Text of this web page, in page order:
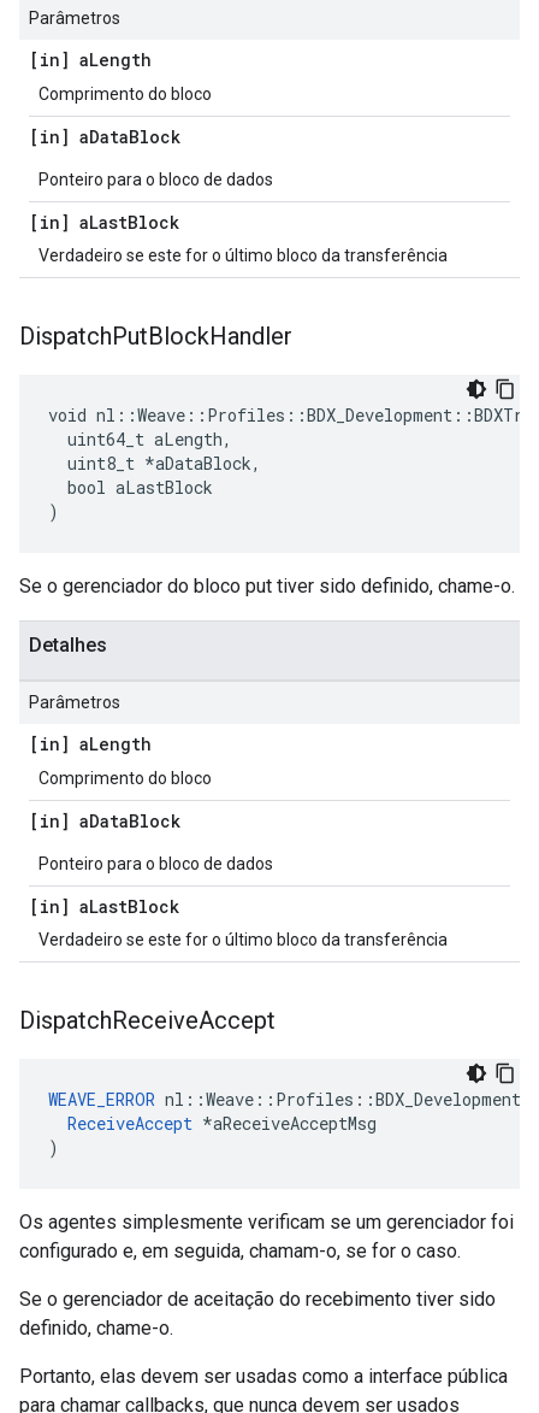
Parâmetros
[in] aLength
Comprimento do bloco
[in] aDataBlock
Ponteiro para o bloco de dados
[in] aLastBlock
Verdadeiro se este for o último bloco da transferência
DispatchPutBlockHandler
void
  uint64_t aLength,
  uint8_t *aDataBlock,
  bool aLastBlock
)
Se o gerenciador do bloco put tiver sido definido, chame-o.
Detalhes
Parâmetros
[in] aLength
Comprimento do bloco
[in] aDataBlock
Ponteiro para o bloco de dados
[in] aLastBlock
Verdadeiro se este for o último bloco da transferência
DispatchReceiveAccept
WEAVE_ERROR
ReceiveAccept *aReceiveAcceptMsg
)
Os agentes simplesmente verificam se um gerenciador foi
configurado e, em seguida, chamam-o, se for o caso.
Se o gerenciador de aceitação do recebimento tiver sido
definido, chame-o.
Portanto, elas devem ser usadas como a interface pública
para chamar callbacks, que nunca devem ser usados